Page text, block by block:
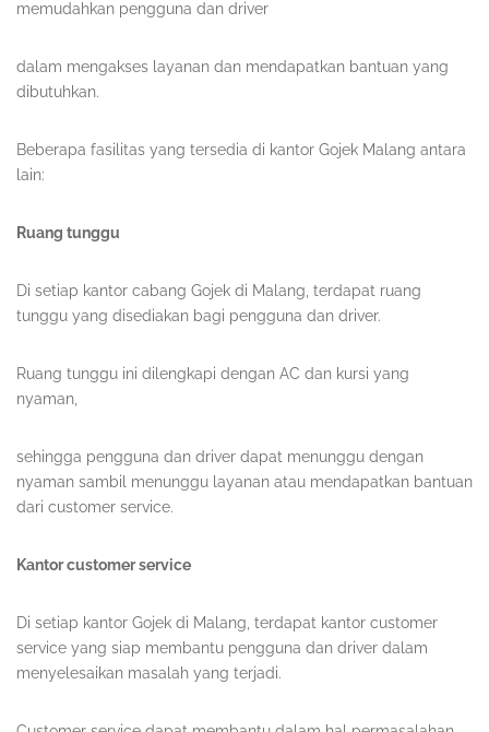
memudahkan pengguna dan driver
dalam mengakses layanan dan mendapatkan bantuan yang
dibutuhkan.
Beberapa fasilitas yang tersedia di kantor Gojek Malang antara
lain:
Ruang tunggu
Di setiap kantor cabang Gojek di Malang, terdapat ruang
tunggu yang disediakan bagi pengguna dan driver.
Ruang tunggu ini dilengkapi dengan AC dan kursi yang
nyaman,
sehingga pengguna dan driver dapat menunggu dengan
nyaman sambil menunggu layanan atau mendapatkan bantuan
dari customer service.
Kantor customer service
Di setiap kantor Gojek di Malang, terdapat kantor customer
service yang siap membantu pengguna dan driver dalam
menyelesaikan masalah yang terjadi.